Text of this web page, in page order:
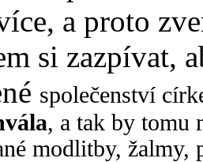
a proto
si zazpívat,
společenství
, a tak by tomu
modlitby, žalmy,